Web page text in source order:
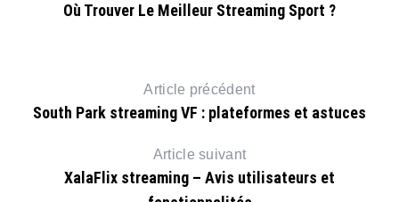
Où Trouver Le Meilleur Streaming Sport ?
Article précédent
South Park streaming VF : plateformes et astuces
Article suivant
XalaFlix streaming – Avis utilisateurs et